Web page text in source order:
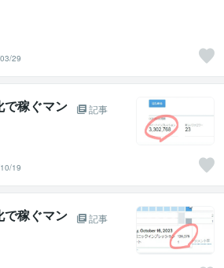
29
稼ぐマン
記事
19
稼ぐマン
記事